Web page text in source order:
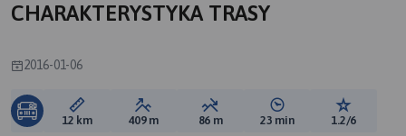
CHARAKTERYSTYKA TRASY
2016-01-06
Długość trasy:
12 km Suma przewyższeń:
409 m Suma spadków:
86 m Średni czas potrzebny
23 min Ocena
1.2/6